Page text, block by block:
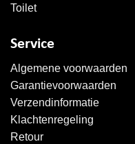
Toilet
Service
Algemene voorwaarden
Garantievoorwaarden
Verzendinformatie
Klachtenregeling
Retour